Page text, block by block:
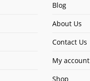
Blog
About Us
Contact Us
My account
Shop